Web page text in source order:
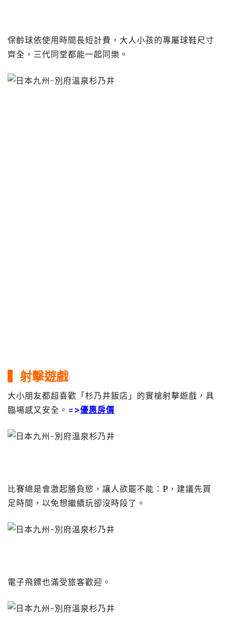
保齡球依使用時間長短計費，大人小孩的專屬球鞋尺寸
齊全，三代同堂都能一起同樂。
▍射擊遊戲
大小朋友都超喜歡「杉乃井飯店」的實槍射擊遊戲，具
臨場感又安全。 =>優惠房價
比賽總是會激起勝負慾，讓人欲罷不能：P，建議先買
足時間，以免想繼續玩卻沒時段了。
電子飛鏢也滿受旅客歡迎。